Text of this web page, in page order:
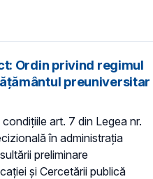
Ordin privind regimul
preuniversitar
art. 7 din Legea nr.
în administraţia
preliminare
și Cercetării publică